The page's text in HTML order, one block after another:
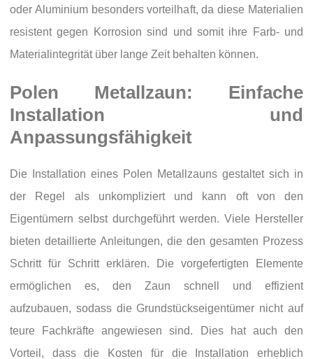
oder Aluminium besonders vorteilhaft, da diese Materialien
resistent gegen Korrosion sind und somit ihre Farb- und
Materialintegrität über lange Zeit behalten können.
Polen Metallzaun: Einfache
Installation und
Anpassungsfähigkeit
Die Installation eines Polen Metallzauns gestaltet sich in
der Regel als unkompliziert und kann oft von den
Eigentümern selbst durchgeführt werden. Viele Hersteller
bieten detaillierte Anleitungen, die den gesamten Prozess
Schritt für Schritt erklären. Die vorgefertigten Elemente
ermöglichen es, den Zaun schnell und effizient
aufzubauen, sodass die Grundstückseigentümer nicht auf
teure Fachkräfte angewiesen sind. Dies hat auch den
Vorteil, dass die Kosten für die Installation erheblich